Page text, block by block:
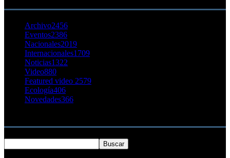
Archivo2456
Eventos2386
Nacionales2019
Internacionales1709
Noticias1322
Video880
Featured video 2579
Ecología406
Novedades366